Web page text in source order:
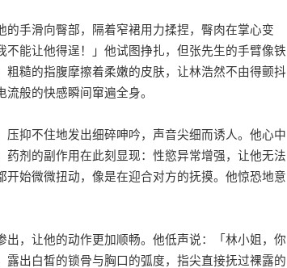
手滑向臀部，隔着窄裙用力揉捏，臀肉在掌心变
能让他得逞！」他试图挣扎，但张先生的手臂像铁
糙的指腹摩擦着柔嫩的皮肤，让林浩然不由得颤抖
般的快感瞬间窜遍全身。
抑不住地发出细碎呻吟，声音尖细而诱人。他心中
剂的副作用在此刻显现：性慾异常增强，让他无法
始微微扭动，像是在迎合对方的抚摸。他惊恐地意
，让他的动作更加顺畅。他低声说：「林小姐，你
出白皙的锁骨与胸口的弧度，指尖直接抚过裸露的